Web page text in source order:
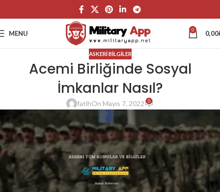
MENU 0 0,00
ASKERI BILGILER
Acemi Birliğinde Sosyal
İmkanlar Nasıl?
fatihOn Mayıs 7, 2022 0